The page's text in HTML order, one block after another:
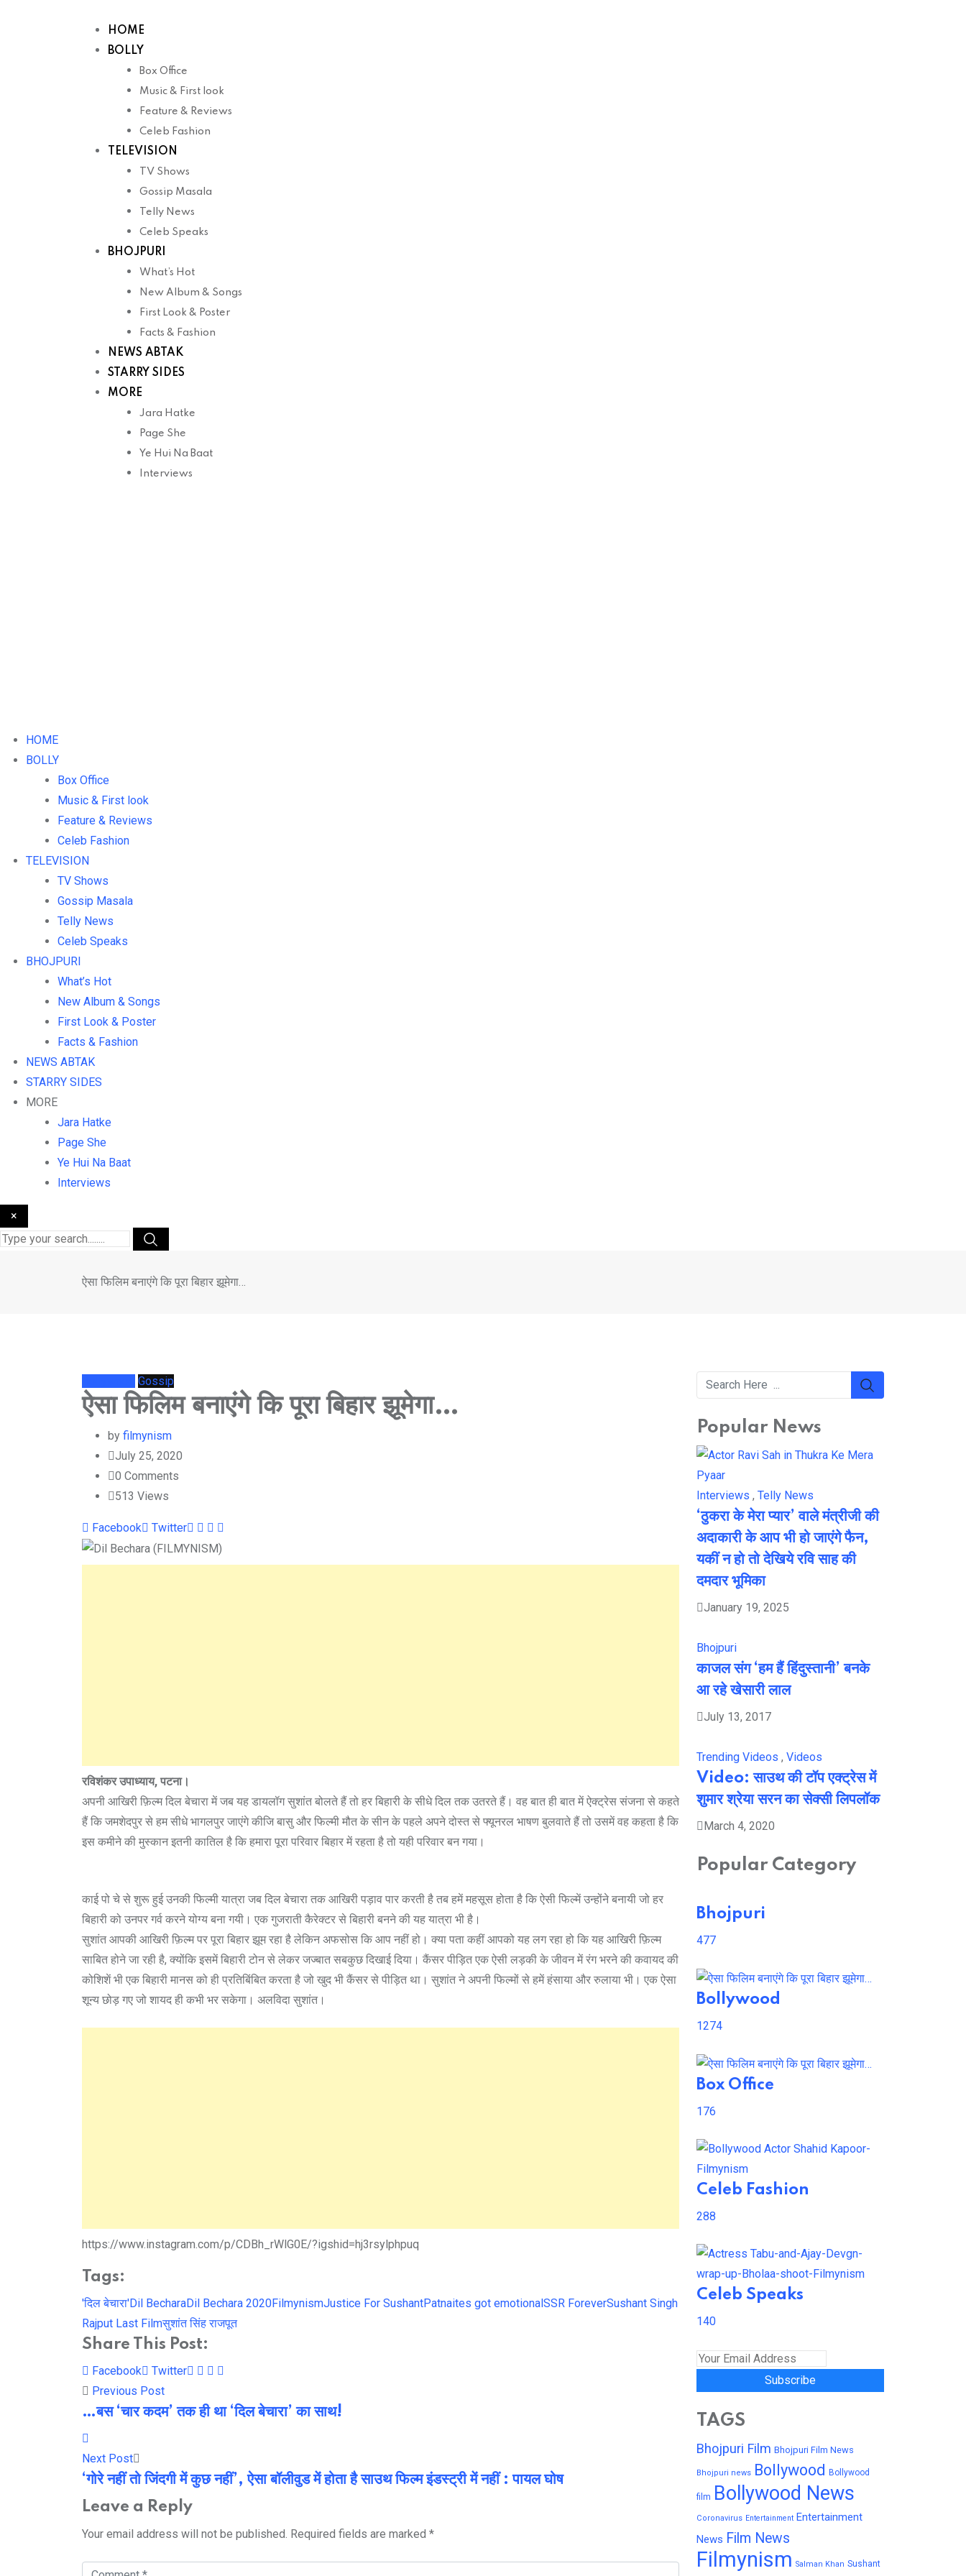
HOME
BOLLY
Box Office
Music & First look
Feature & Reviews
Celeb Fashion
TELEVISION
TV Shows
Gossip Masala
Telly News
Celeb Speaks
BHOJPURI
What’s Hot
New Album & Songs
First Look & Poster
Facts & Fashion
NEWS ABTAK
STARRY SIDES
MORE
Jara Hatke
Page She
Ye Hui Na Baat
Interviews
HOME
BOLLY
Box Office
Music & First look
Feature & Reviews
Celeb Fashion
TELEVISION
TV Shows
Gossip Masala
Telly News
Celeb Speaks
BHOJPURI
What’s Hot
New Album & Songs
First Look & Poster
Facts & Fashion
NEWS ABTAK
STARRY SIDES
MORE
Jara Hatke
Page She
Ye Hui Na Baat
Interviews
×
ऐसा फिलिम बनाएंगे कि पूरा बिहार झूमेगा…
Gossip
ऐसा फिलिम बनाएंगे कि पूरा बिहार झूमेगा…
by filmynism
July 25, 2020
0 Comments
513 Views
Facebook Twitter Youtube
LinkedIn
Whatsapp
रविशंकर उपाध्याय, पटना।
अपनी आखिरी फ़िल्म दिल बेचारा में जब यह डायलॉग सुशांत बोलते हैं तो हर बिहारी के सीधे दिल तक उतरते हैं। वह बात ही बात में ऐक्ट्रेस संजना से कहते
हैं कि जमशेदपुर से हम सीधे भागलपुर जाएंगे कीजि बासु और फिल्मी मौत के सीन के पहले अपने दोस्त से फ्यूनरल भाषण बुलवाते हैं तो उसमें वह कहता है कि
इस कमीने की मुस्कान इतनी कातिल है कि हमारा पूरा परिवार बिहार में रहता है तो यही परिवार बन गया।
काई पो चे से शुरू हुई उनकी फिल्मी यात्रा जब दिल बेचारा तक आखिरी पड़ाव पार करती है तब हमें महसूस होता है कि ऐसी फिल्में उन्होंने बनायी जो हर
बिहारी को उनपर गर्व करने योग्य बना गयी। एक गुजराती कैरेक्टर से बिहारी बनने की यह यात्रा भी है।
सुशांत आपकी आखिरी फ़िल्म पर पूरा बिहार झूम रहा है लेकिन अफसोस कि आप नहीं हो। क्या पता कहीं आपको यह लग रहा हो कि यह आखिरी फ़िल्म
साबित होने जा रही है, क्योंकि इसमें बिहारी टोन से लेकर जज्बात सबकुछ दिखाई दिया। कैंसर पीड़ित एक ऐसी लड़की के जीवन में रंग भरने की कवायद की
कोशिशें भी एक बिहारी मानस को ही प्रतिबिंबित करता है जो खुद भी कैंसर से पीड़ित था। सुशांत ने अपनी फिल्मों से हमें हंसाया और रुलाया भी। एक ऐसा
शून्य छोड़ गए जो शायद ही कभी भर सकेगा। अलविदा सुशांत।
https://www.instagram.com/p/CDBh_rWlG0E/?igshid=hj3rsylphpuq
Tags:
'दिल बेचारा'Dil BecharaDil Bechara 2020FilmynismJustice For SushantPatnaites got emotionalSSR ForeverSushant Singh
Rajput Last Filmसुशांत सिंह राजपूत
Share This Post:
Facebook Twitter Youtube
LinkedIn
Whatsapp
Previous Post
…बस ‘चार कदम’ तक ही था ‘दिल बेचारा’ का साथ!
Next Post
‘गोरे नहीं तो जिंदगी में कुछ नहीं’, ऐसा बॉलीवुड में होता है साउथ फिल्म इंडस्ट्री में नहीं : पायल घोष
Leave a Reply
Your email address will not be published. Required fields are marked *
Popular News
Interviews , Telly News
‘ठुकरा के मेरा प्यार’ वाले मंत्रीजी की
अदाकारी के आप भी हो जाएंगे फैन,
यकीं न हो तो देखिये रवि साह की
दमदार भूमिका
January 19, 2025
Bhojpuri
काजल संग ‘हम हैं हिंदुस्तानी’ बनके
आ रहे खेसारी लाल
July 13, 2017
Trending Videos , Videos
Video: साउथ की टॉप एक्ट्रेस में
शुमार श्रेया सरन का सेक्सी लिपलॉक
March 4, 2020
Popular Category
Bhojpuri
477
Bollywood
1274
Box Office
176
Celeb Fashion
288
Celeb Speaks
140
Subscribe
TAGS
Bhojpuri Film Bhojpuri Film News
Bhojpuri news Bollywood Bollywood
film Bollywood News
Coronavirus Entertainment Entertainment
News Film News
Filmynism Salman Khan Sushant